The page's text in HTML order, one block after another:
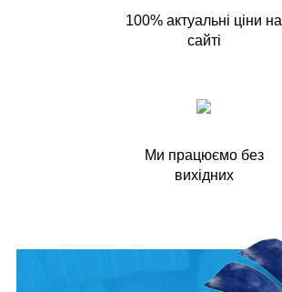
100% актуальні ціни на
сайті
Ми працюємо без
вихідних